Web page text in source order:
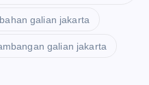
galian jakarta
galian jakarta